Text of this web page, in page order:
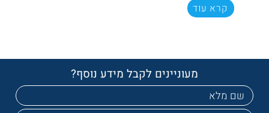
קרא עוד
מעוניינים לקבל מידע נוסף?